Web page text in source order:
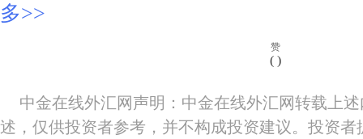
多>>
赞
( )
中金在线外汇网声明：中金在线外汇网转载上
述，仅供投资者参考，并不构成投资建议。投资